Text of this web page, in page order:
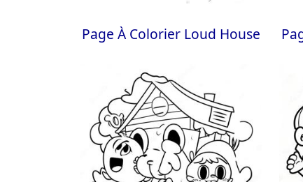
Page À Colorier Loud House